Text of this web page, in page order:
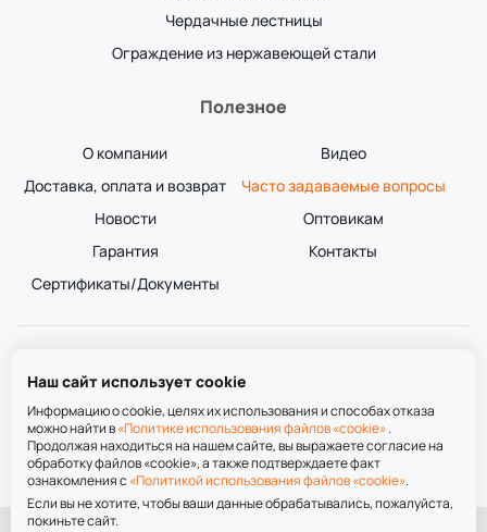
Чердачные лестницы
Ограждение из нержавеющей стали
Полезное
О компании
Доставка, оплата и возврат
Новости
Гарантия
Сертификаты/Документы
Видео
Часто задаваемые вопросы
Оптовикам
Контакты
+7 (952) 907-45-64
пн-вс 9:00-21:00
При использовании материалов сайта ссылка на сайт обязательна.
Наш сайт использует cookie
Информацию о cookie, целях их использования и способах отказа
можно найти в«Политике использования файлов «cookie».
Продолжая находиться на нашем сайте, вы выражаете согласие на
обработку файлов «cookie», а также подтверждаете факт
ознакомления с «Политикой использования файлов «cookie».
Если вы не хотите, чтобы ваши данные обрабатывались, пожалуйста,
покиньте сайт.